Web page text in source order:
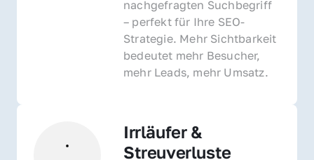
nachgefragten Suchbegriff
– perfekt für Ihre SEO-
Strategie. Mehr Sichtbarkeit
bedeutet mehr Besucher,
mehr Leads, mehr Umsatz.
Irrläufer &
Streuverluste